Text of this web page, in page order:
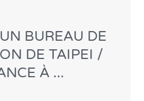
BUREAU DE
DE TAIPEI /
À ...